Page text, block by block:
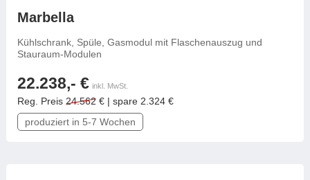
Marbella
Kühlschrank, Spüle, Gasmodul mit Flaschenauszug und
Stauraum-Modulen
22.238,- € inkl. MwSt.
Reg. Preis 24.562 € | spare 2.324 €
produziert in 5-7 Wochen